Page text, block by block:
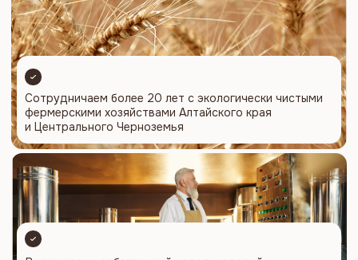
Обеспечиваем весь комплекс работ по выращиванию
и подготовке зерна, контролю качества,
производству солода и поставкам его по всей
России
Каталог напитков на любой
вкус
Смотреть весь каталог
Классическое пиво